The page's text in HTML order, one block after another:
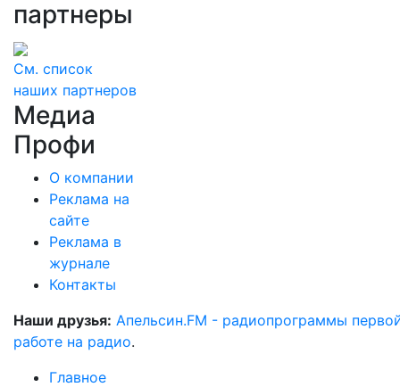
партнеры
См. список
наших партнеров
Медиа
Профи
О компании
Реклама на
сайте
Реклама в
журнале
Контакты
Наши друзья: Апельсин.FM - радиопрограммы
работе на радио.
Главное